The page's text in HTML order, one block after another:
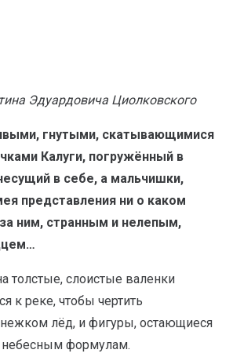
Эдуардовича Циолковского
гнутыми, скатывающимися
Калуги, погружённый в
в себе, а мальчишки,
представления ни о каком
ним, странным и нелепым,
толстые, слоистые валенки
к реке, чтобы чертить
лёд, и фигуры, остающиеся
формулам.